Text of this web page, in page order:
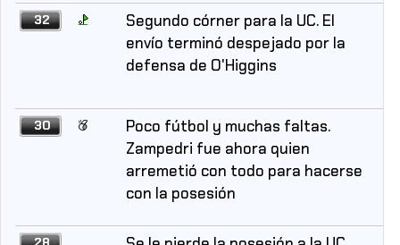
32
Segundo córner para la UC. El
envío terminó despejado por la
defensa de O'Higgins
30
Poco fútbol y muchas faltas.
Zampedri fue ahora quien
arremetió con todo para hacerse
con la posesión